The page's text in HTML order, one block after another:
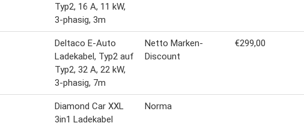
Typ2, 16 A, 11 kW,
3-phasig, 3m
Deltaco E-Auto
Ladekabel, Typ2 auf
Typ2, 32 A, 22 kW,
3-phasig, 7m
Netto Marken-
Discount
€299,00
Diamond Car XXL
3in1 Ladekabel
Norma